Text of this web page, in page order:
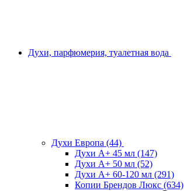
Духи, парфюмерия, туалетная вода
Духи Европа (44)
Духи А+ 45 мл (147)
Духи А+ 50 мл (52)
Духи А+ 60-120 мл (291)
Копии Брендов Люкс (634)